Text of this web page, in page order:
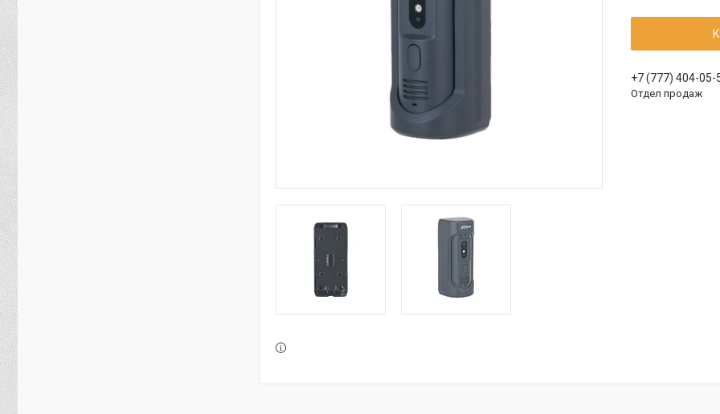
+7 (777) 404-05-
Отдел продаж